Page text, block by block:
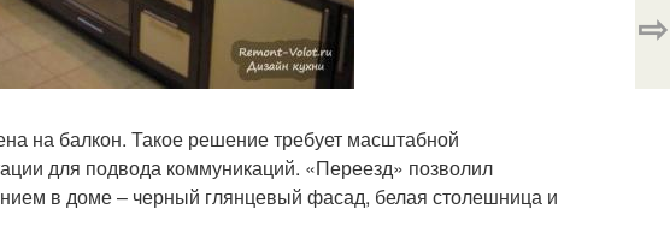
на балкон. Такое решение требует масштабной
для подвода коммуникаций. «Переезд» позволил
в доме – черный глянцевый фасад, белая столешница и
⇨